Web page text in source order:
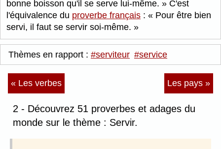
bonne boisson qu'il se serve lui-même.
C'est
l'équivalence du proverbe français :
Pour être bien
servi, il faut se servir soi-même.
Thèmes en rapport : #serviteur #service
« Les verbes Les pays »
2 - Découvrez 51 proverbes et adages du
monde sur le thème : Servir.